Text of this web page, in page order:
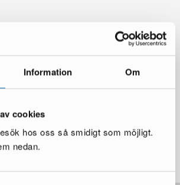
Information Om
cookies
hos oss så smidigt som möjligt.
nedan.
märke